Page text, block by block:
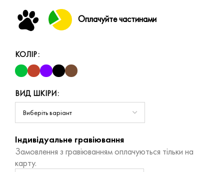
Оплачуйте частинами
КОЛІР
ВИД ШКІРИ
Індивідуальне гравіювання
Замовлення з гравіюванням оплачуються тільки на
карту.